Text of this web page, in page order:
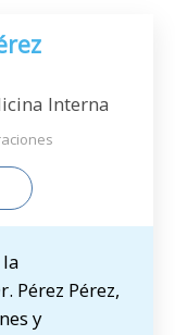
Interna
Pérez Pérez,
y